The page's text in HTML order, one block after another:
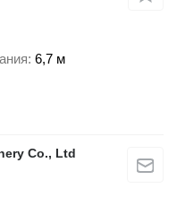
6,7 м
Co., Ltd